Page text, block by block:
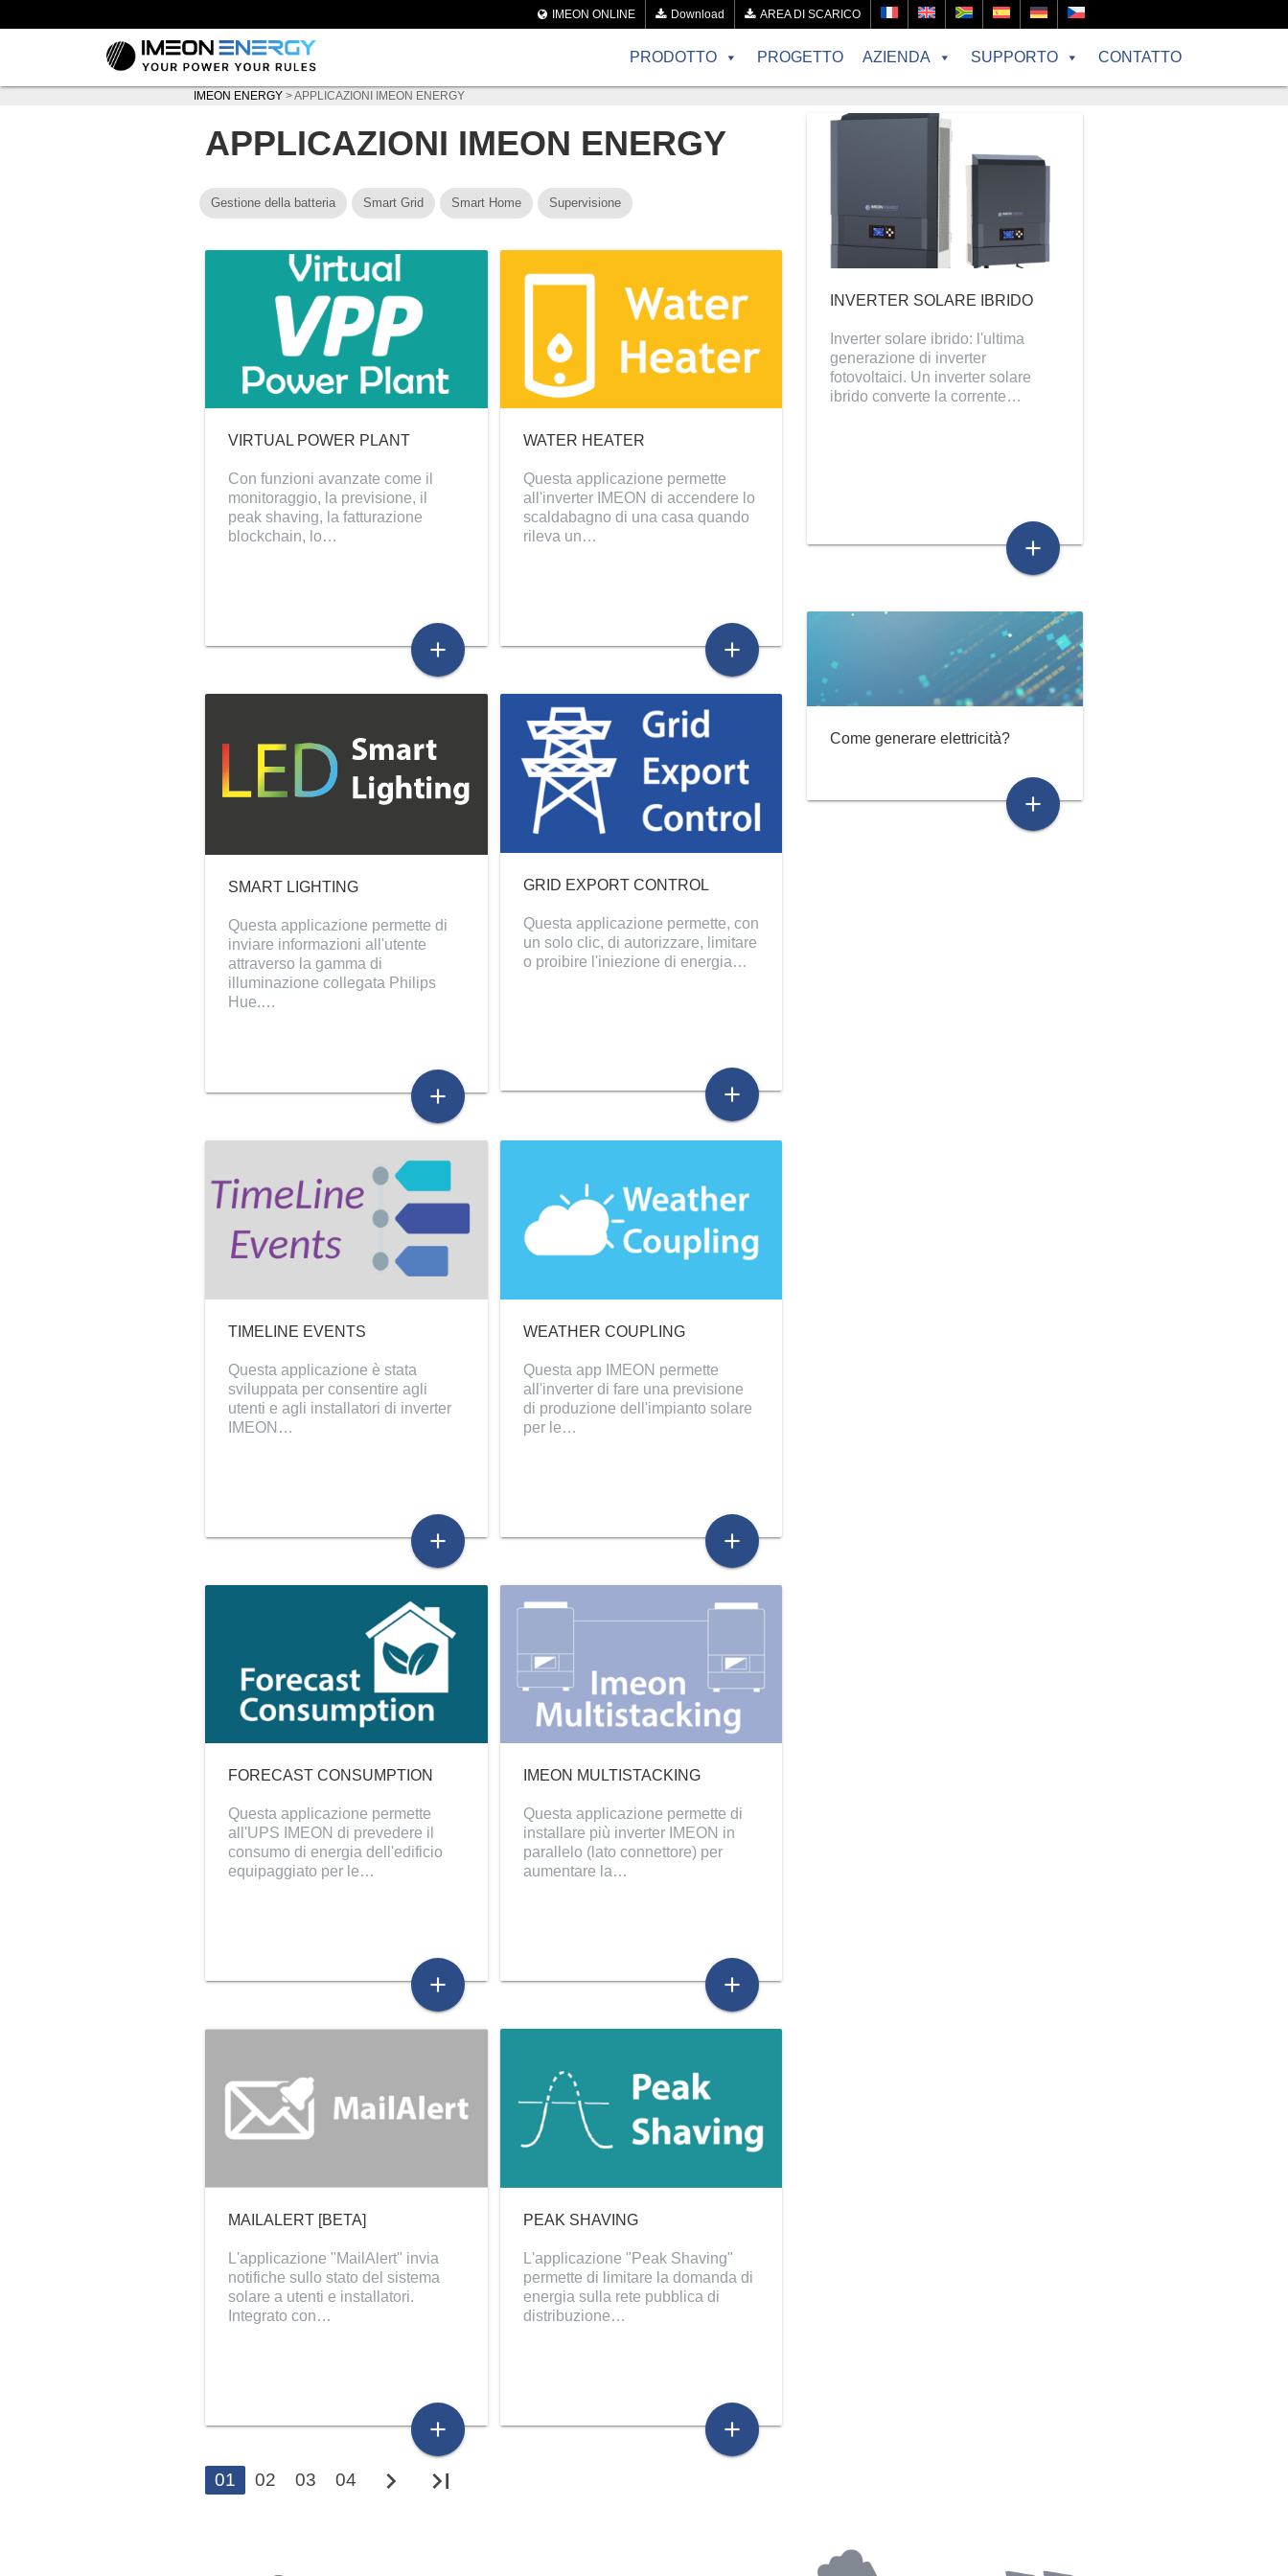
IMEON ONLINE Download AREA DI SCARICO
PRODOTTO PROGETTO AZIENDA SUPPORTO CONTATTO
IMEON ENERGY >APPLICAZIONI IMEON ENERGY
APPLICAZIONI IMEON ENERGY
Gestione della batteria Smart Grid Smart Home Supervisione
VIRTUAL POWER PLANT
Con funzioni avanzate come il
monitoraggio, la previsione, il
peak shaving, la fatturazione
blockchain, lo…
add
WATER HEATER
Questa applicazione permette
all'inverter IMEON di accendere lo
scaldabagno di una casa quando
rileva un…
add
SMART LIGHTING
Questa applicazione permette di
inviare informazioni all'utente
attraverso la gamma di
illuminazione collegata Philips
Hue.…
add
GRID EXPORT CONTROL
Questa applicazione permette, con
un solo clic, di autorizzare, limitare
o proibire l'iniezione di energia…
add
TIMELINE EVENTS
Questa applicazione è stata
sviluppata per consentire agli
utenti e agli installatori di inverter
IMEON…
add
WEATHER COUPLING
Questa app IMEON permette
all'inverter di fare una previsione
di produzione dell'impianto solare
per le…
add
FORECAST CONSUMPTION
Questa applicazione permette
all'UPS IMEON di prevedere il
consumo di energia dell'edificio
equipaggiato per le…
add
IMEON MULTISTACKING
Questa applicazione permette di
installare più inverter IMEON in
parallelo (lato connettore) per
aumentare la…
add
MAILALERT [BETA]
L'applicazione "MailAlert" invia
notifiche sullo stato del sistema
solare a utenti e installatori.
Integrato con…
add
PEAK SHAVING
L'applicazione "Peak Shaving"
permette di limitare la domanda di
energia sulla rete pubblica di
distribuzione…
add
01 02 03 04 chevron_right last_page
INVERTER SOLARE IBRIDO
Inverter solare ibrido: l'ultima
generazione di inverter
fotovoltaici. Un inverter solare
ibrido converte la corrente…
add
Come generare elettricità?
add